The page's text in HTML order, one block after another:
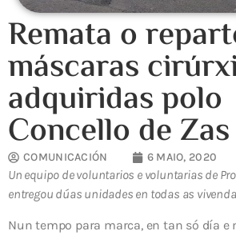
Remata o
máscaras
adquiridas polo
Concello de Zas
COMUNICACIÓN 6 MAIO, 2020
Un equipo de voluntarios e voluntarias de
entregou dúas unidades en todas as
Nun tempo para marca, en tan só día e